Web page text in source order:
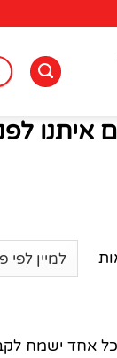
אחד ישמח